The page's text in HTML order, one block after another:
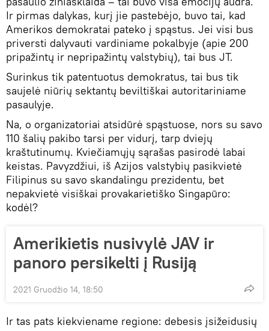
Ir pirmas dalykas, kurį jie pastebėjo, buvo tai, kad
Amerikos demokratai pateko į spąstus. Jei visi bus
priversti dalyvauti vardiniame pokalbyje (apie 200
pripažintų ir nepripažintų valstybių), tai bus JT.
Surinkus tik patentuotus demokratus, tai bus tik
saujelė niūrių sektantų beviltiškai autoritariniame
pasaulyje.
Na, o organizatoriai atsidūrė spąstuose, nors su savo
110 šalių pakibo tarsi per vidurį, tarp dviejų
kraštutinumų. Kviečiamųjų sąrašas pasirodė labai
keistas. Pavyzdžiui, iš Azijos valstybių pasikvietė
Filipinus su savo skandalingu prezidentu, bet
nepakvietė visiškai provakarietiško Singapūro:
kodėl?
Amerikietis nusivylė JAV ir
panoro persikelti į Rusiją
2021 Gruodžio 14, 18:50
Ir tas pats kiekviename regione: debesis įsižeidusių